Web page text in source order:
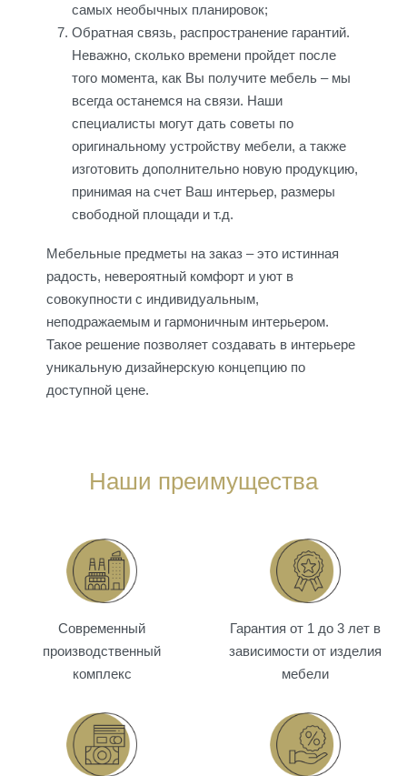
самых необычных планировок;
Обратная связь, распространение гарантий.
Неважно, сколько времени пройдет после
того момента, как Вы получите мебель – мы
всегда останемся на связи. Наши
специалисты могут дать советы по
оригинальному устройству мебели, а также
изготовить дополнительно новую продукцию,
принимая на счет Ваш интерьер, размеры
свободной площади и т.д.
Мебельные предметы на заказ – это истинная
радость, невероятный комфорт и уют в
совокупности с индивидуальным,
неподражаемым и гармоничным интерьером.
Такое решение позволяет создавать в интерьере
уникальную дизайнерскую концепцию по
доступной цене.
Наши преимущества
Современный
производственный
комплекс
Гарантия от 1 до 3 лет в
зависимости от изделия
мебели